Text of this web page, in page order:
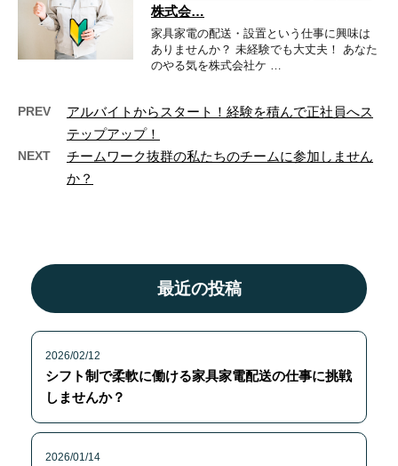
株式会…
家具家電の配送・設置という仕事に興味は
ありませんか？ 未経験でも大丈夫！ あなた
のやる気を株式会社ケ …
PREV
アルバイトからスタート！経験を積んで正社員へス
テップアップ！
NEXT
チームワーク抜群の私たちのチームに参加しません
か？
最近の投稿
2026/02/12
シフト制で柔軟に働ける家具家電配送の仕事に挑戦
しませんか？
2026/01/14